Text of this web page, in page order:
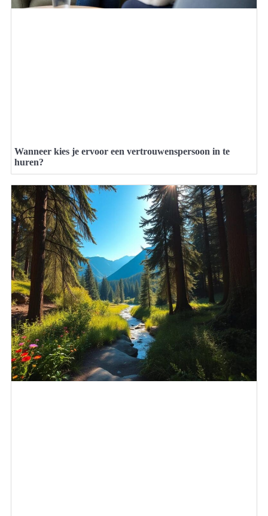
Wanneer kies je ervoor een vertrouwenspersoon in te
huren?